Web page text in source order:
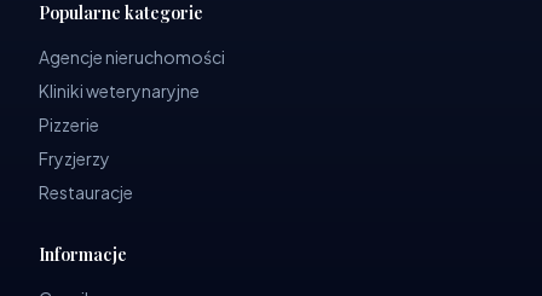
Popularne kategorie
Agencje nieruchomości
Kliniki weterynaryjne
Pizzerie
Fryzjerzy
Restauracje
Informacje